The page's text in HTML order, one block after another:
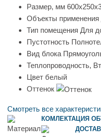
Размер, мм
Объекты применения
Тип помещения Для
Пустотность
Вид блока
Теплопроводность,
Цвет белый
Оттенок
Смотреть все
КОМЛЕКТАЦИЯ